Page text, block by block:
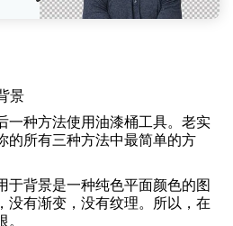
景
一种方法使用油漆桶工具。老实
的所有三种方法中最简单的方
于背景是一种纯色平面颜色的图
没有渐变，没有纹理。所以，在